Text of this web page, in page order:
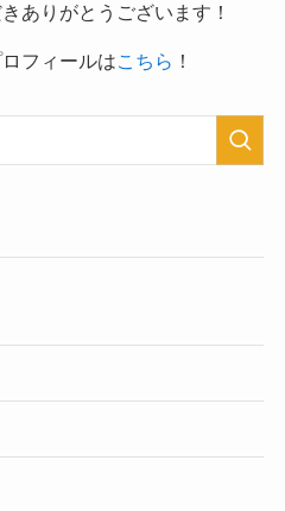
ありがとうございます！
フィールはこちら ！